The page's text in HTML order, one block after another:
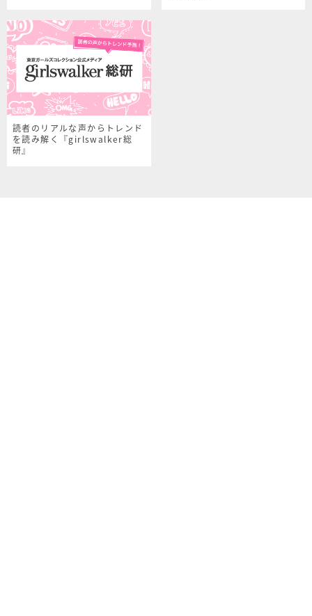
読者のリアルな声からトレンド
を読み解く『girlswalker総
研』